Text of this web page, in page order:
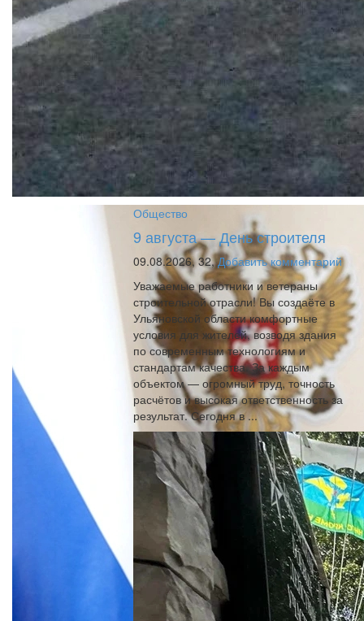
Общество
9 августа — День строителя
09.08.2026, 32, Добавить комментарий
Уважаемые работники и ветераны
строительной отрасли! Вы создаёте в
Ульяновской области комфортные
условия для жителей, возводя здания
по современным технологиям и
стандартам качества. За каждым
объектом — огромный труд, точность
расчётов и высокая ответственность за
результат. Сегодня в ...